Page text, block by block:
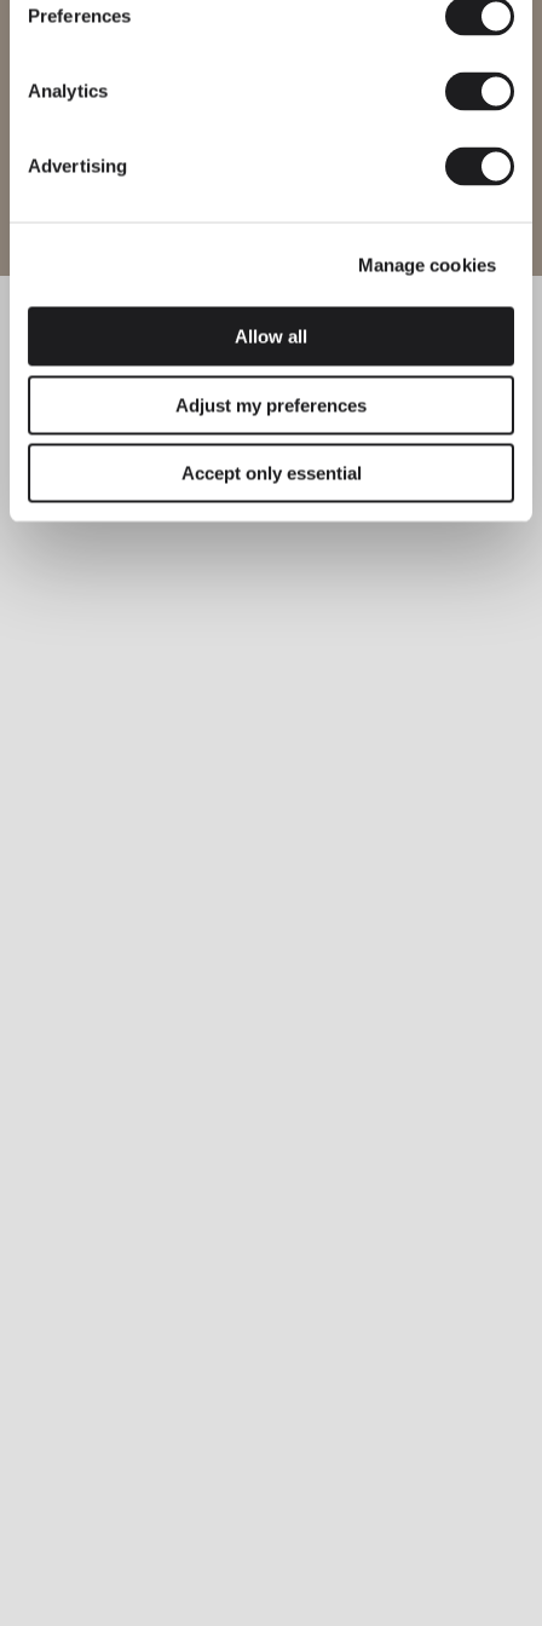
Preferences
Analytics
Advertising
Manage cookies
Allow all
Adjust my preferences
Accept only essential
Region ändern